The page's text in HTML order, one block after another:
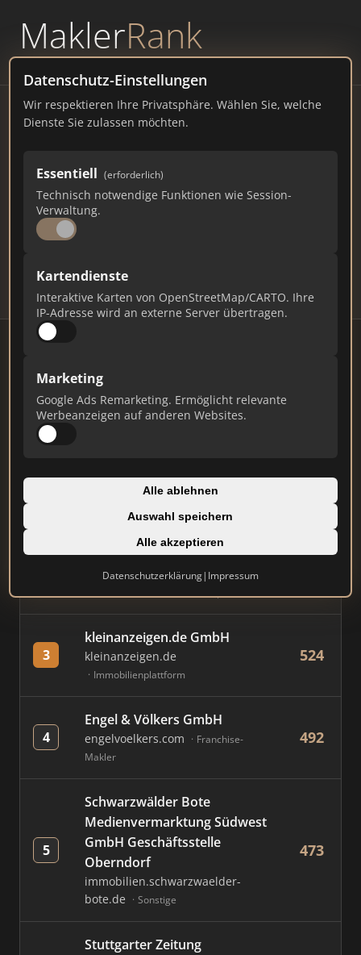
MaklerRank
powered byWAVEPOINT
Datenschutz-Einstellungen
Wir respektieren Ihre Privatsphäre. Wählen Sie, welche
Dienste Sie zulassen möchten.
Essentiell (erforderlich)
Technisch notwendige Funktionen wie Session-
Verwaltung.
Kartendienste
Interaktive Karten von OpenStreetMap/CARTO. Ihre
IP-Adresse wird an externe Server übertragen.
Marketing
Google Ads Remarketing. Ermöglicht relevante
Werbeanzeigen auf anderen Websites.
Alle ablehnen
Auswahl speichern
Alle akzeptieren
Datenschutzerklärung| Impressum
Immobilienmakler
Böblingen – Ranking Juli
2026
BADEN-WÜRTTEMBERG
73
Makler Makler-Keywords
Stand: Juli 2026
#
Immobilien Scout GmbH
immobilienscout24.de
AVIV Germany GmbH
3
kleinanzeigen.de GmbH
kleinanzeigen.de
Immobilienplattform
524
4
Engel & Völkers GmbH
engelvoelkers.com
Franchise-
Makler
492
5
Schwarzwälder Bote
Medienvermarktung Südwest
GmbH Geschäftsstelle
Oberndorf
immobilien.schwarzwaelder-
bote.de
Sonstige
473
Stuttgarter Zeitung